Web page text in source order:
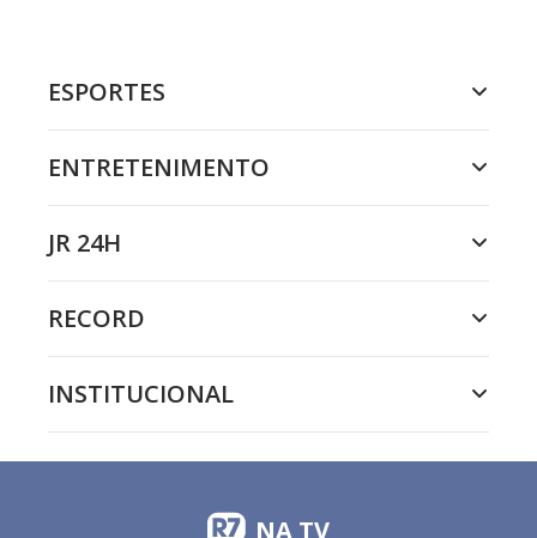
ESPORTES
ENTRETENIMENTO
JR 24H
RECORD
INSTITUCIONAL
NA TV